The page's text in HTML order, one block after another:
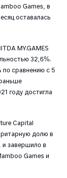
Games, в
оставалась
MY.GAMES
32,6%.
по сравнению с 5
году достигла
Capital
долю в
и завершило в
Games и